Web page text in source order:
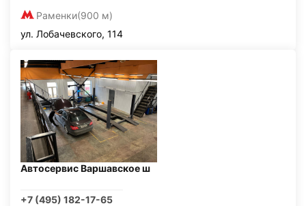
Раменки(900 м)
ул. Лобачевского, 114
Автосервис Варшавское ш
+7 (495) 182-17-65